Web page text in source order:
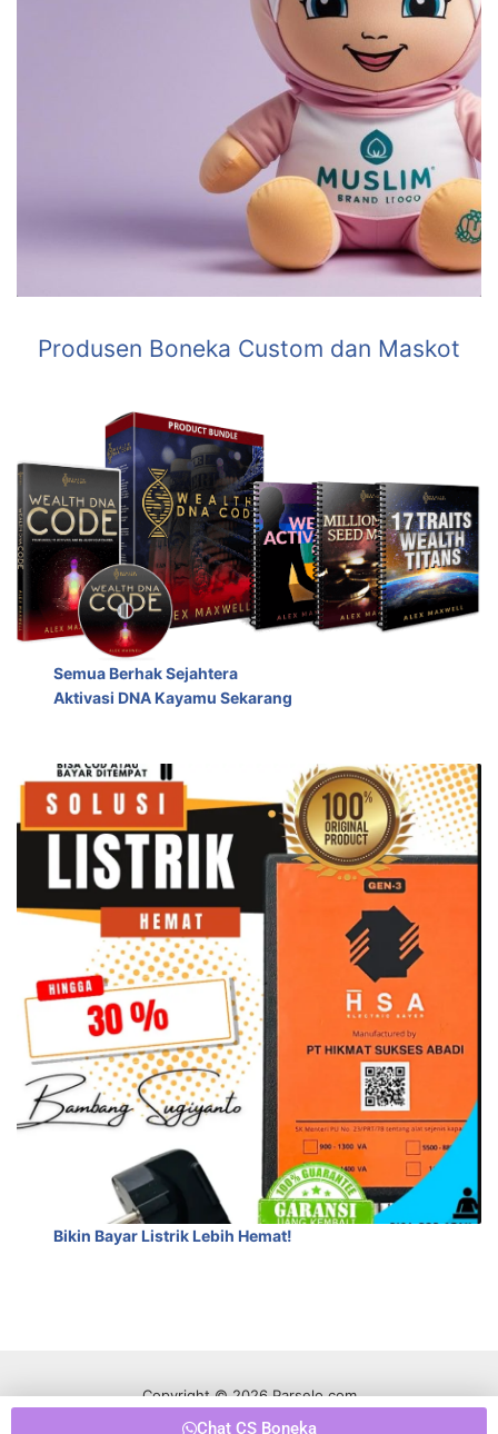
Produsen Boneka Custom dan Maskot
Semua Berhak Sejahtera
Aktivasi DNA Kayamu Sekarang
Bikin Bayar Listrik Lebih Hemat!
Copyright © 2026 Parselo.com
Chat CS Boneka